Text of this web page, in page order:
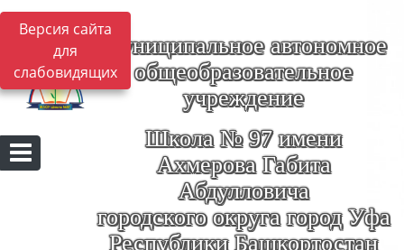
Версия сайта
для
слабовидящих
Муниципальное автономное
общеобразовательное
учреждение
Школа № 97 имени
Ахмерова Габита
Абдулловича
городского округа город Уфа
Республики Башкортостан